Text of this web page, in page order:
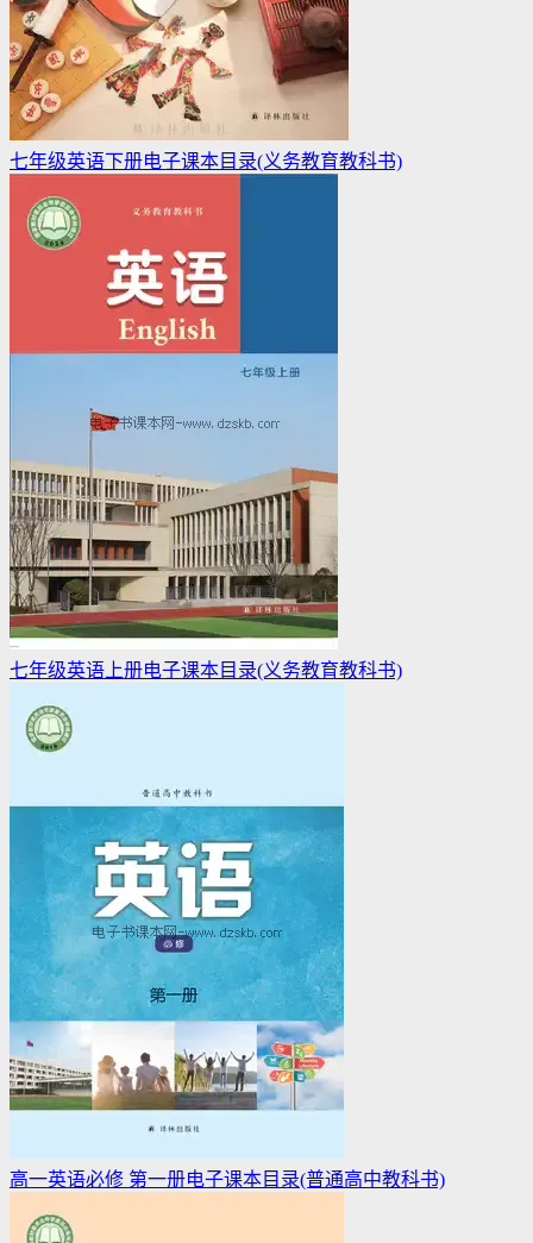
七年级英语下册电子课本目录(义务教育教科书)
七年级英语上册电子课本目录(义务教育教科书)
高一英语必修 第一册电子课本目录(普通高中教科书)